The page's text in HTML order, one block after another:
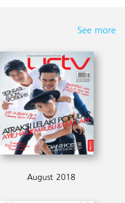
See more
August 2018